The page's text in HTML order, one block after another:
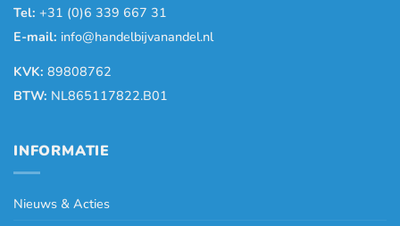
Tel: +31 (0)6 339 667 31
E-mail: info@handelbijvanandel.nl
KVK: 89808762
BTW: NL865117822.B01
INFORMATIE
Nieuws & Acties